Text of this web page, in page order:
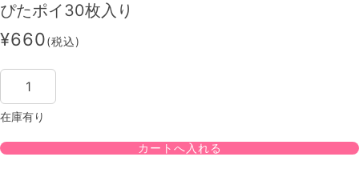
ぴたポイ30枚入り
¥660(税込)
在庫有り